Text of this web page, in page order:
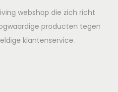
webshop die zich richt
producten tegen
klantenservice.